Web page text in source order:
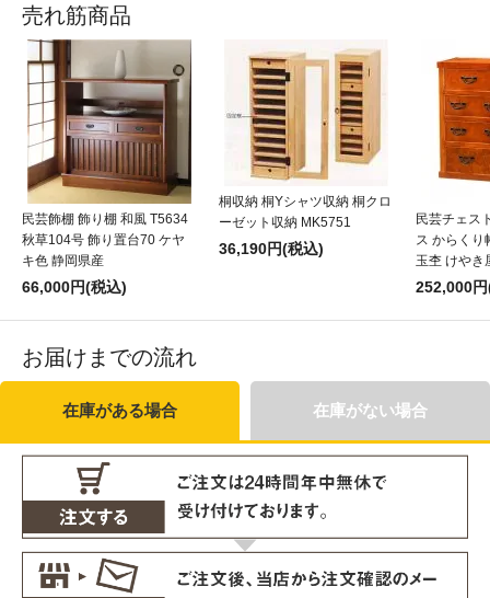
売れ筋商品
民芸飾棚 飾り棚 和風 T5634
秋草104号 飾り置台70 ケヤ
キ色 静岡県産
66,000円(税込)
桐収納 桐Yシャツ収納 桐クロ
ーゼット収納 MK5751
36,190円(税込)
民芸チェス
ス からくり
玉杢 けやき
252,000
お届けまでの流れ
在庫がある場合 在庫がない場合